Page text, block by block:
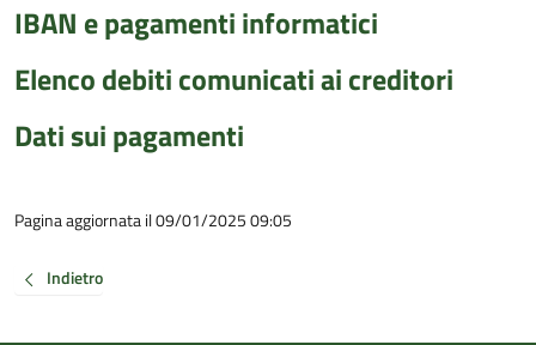
IBAN e pagamenti informatici
Elenco debiti comunicati ai creditori
Dati sui pagamenti
Pagina aggiornata il 09/01/2025 09:05
Indietro